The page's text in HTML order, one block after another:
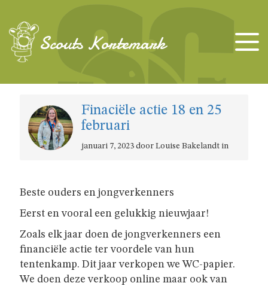
Scouts Kortemark
TAKKEN
KABOUTERS
WELPEN
JONGGIDSEN
JONGVERKENNERS
GIVERS
Finaciële actie 18 en 25
februari
januari 7, 2023 door Louise Bakelandt in
Beste ouders en jongverkenners
Eerst en vooral een gelukkig nieuwjaar!
Zoals elk jaar doen de jongverkenners een
financiële actie ter voordele van hun
tentenkamp. Dit jaar verkopen we WC-papier.
We doen deze verkoop online maar ook van